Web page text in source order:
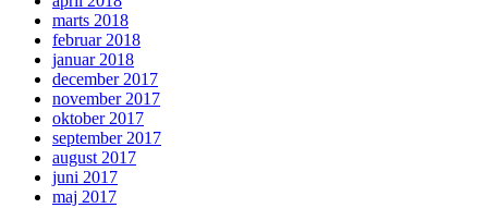
marts 2018
februar 2018
januar 2018
december 2017
november 2017
oktober 2017
september 2017
august 2017
juni 2017
maj 2017